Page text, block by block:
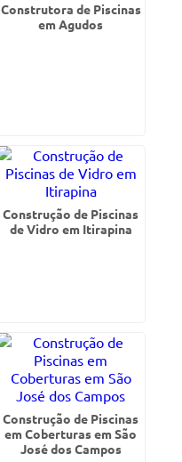
Construtora de Piscinas
em Agudos
Construção de Piscinas
de Vidro em Itirapina
Construção de Piscinas
em Coberturas em São
José dos Campos